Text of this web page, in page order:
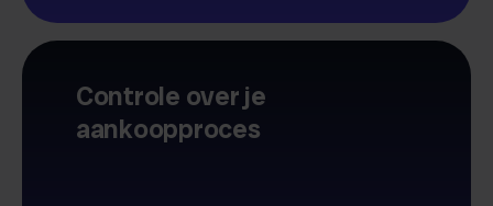
Controle over je
aankoopproces